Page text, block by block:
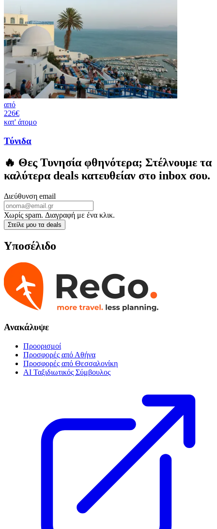
από
226€
κατ' άτομο
Τύνιδα
🔥 Θες Τυνησίαφθηνότερα; Στέλνουμε τα
καλύτερα deals κατευθείαν στο inbox σου.
Διεύθυνση email
Χωρίς spam. Διαγραφή με ένα κλικ.
Στείλε μου τα deals
Υποσέλιδο
Ανακάλυψε
Προορισμοί
Προσφορές από Αθήνα
Προσφορές από Θεσσαλονίκη
AI Ταξιδιωτικός Σύμβουλος